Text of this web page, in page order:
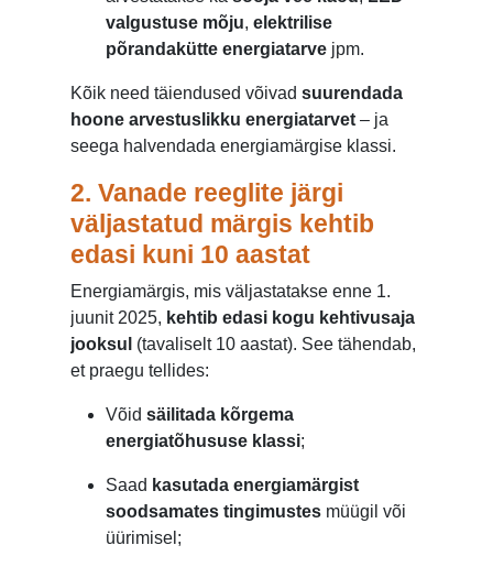
valgustuse mõju, elektrilise
põrandakütte energiatarve jpm.
Kõik need täiendused võivad suurendada
hoone arvestuslikku energiatarvet – ja
seega halvendada energiamärgise klassi.
2. Vanade reeglite järgi
väljastatud märgis kehtib
edasi kuni 10 aastat
Energiamärgis, mis väljastatakse enne 1.
juunit 2025, kehtib edasi kogu kehtivusaja
jooksul (tavaliselt 10 aastat). See tähendab,
et praegu tellides:
Võid säilitada kõrgema
energiatõhususe klassi;
Saad kasutada energiamärgist
soodsamates tingimustes müügil või
üürimisel;